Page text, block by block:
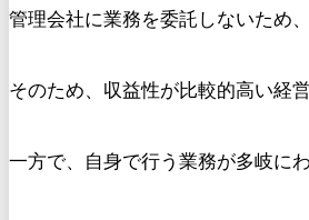
管理会社に業務を委託しないため、
そのため、収益性が比較的高い経
一方で、自身で行う業務が多岐に